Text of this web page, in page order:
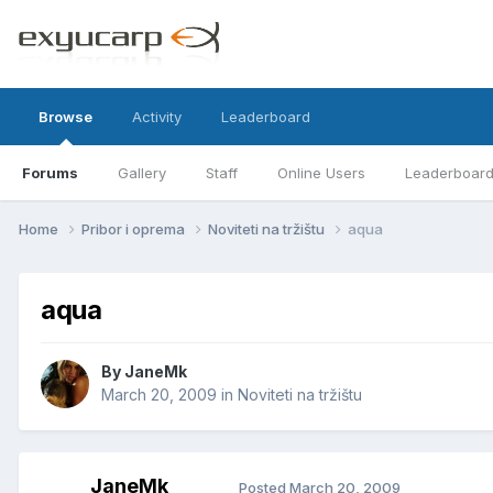
Browse
Forums Gallery Staff Online Users Leaderboard
Activity Leaderboard
Home Pribor i oprema Noviteti na tržištu aqua
aqua
By JaneMk
March 20, 2009 in Noviteti na tržištu
JaneMk Posted March 20, 2009